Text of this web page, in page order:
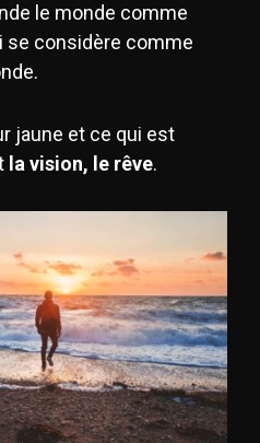
le monde comme
se considère comme
jaune et ce qui est
la vision, le rêve.